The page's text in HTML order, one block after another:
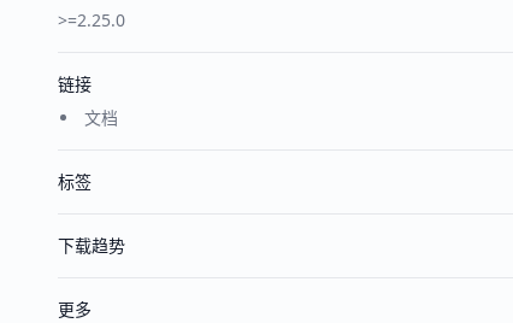
>=2.25.0
链接
文档
标签
下载趋势
更多